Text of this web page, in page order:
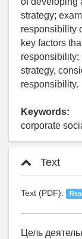
strategy;
responsibility
key factors
responsibility;
strategy,
responsibility.
Keywords:
corporate
Text
Text (PDF):
Цель